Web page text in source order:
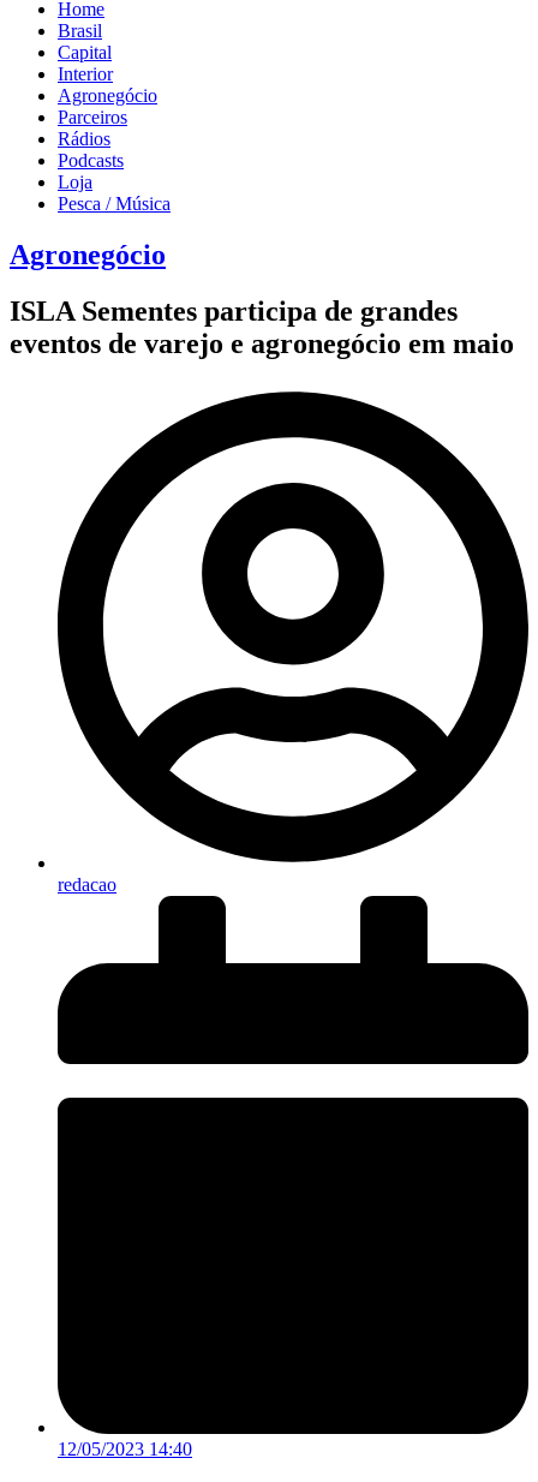
Home
Brasil
Capital
Interior
Agronegócio
Parceiros
Rádios
Podcasts
Loja
Pesca / Música
Agronegócio
ISLA Sementes participa de grandes
eventos de varejo e agronegócio em maio
redacao
12/05/2023 14:40